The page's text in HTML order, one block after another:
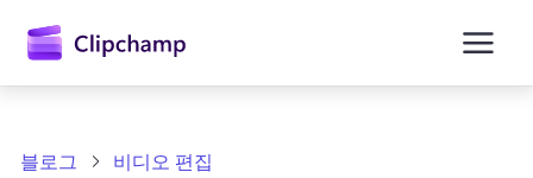
로
블로그 비디오 편집